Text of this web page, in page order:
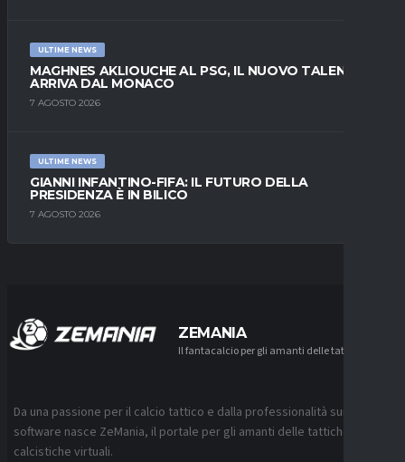
ULTIME NEWS
MAGHNES AKLIOUCHE AL PSG, IL NUOVO TALENTO
ARRIVA DAL MONACO
7 AGOSTO 2026
ULTIME NEWS
GIANNI INFANTINO-FIFA: IL FUTURO DELLA
PRESIDENZA È IN BILICO
7 AGOSTO 2026
ZEMANIA
Il fantacalcio per gli amanti delle tattiche
Da una passione per il calcio tattico e dalla professionalità sui
software nasce ZeMania, il portale per gli amanti delle tattiche
calcistiche virtuali.